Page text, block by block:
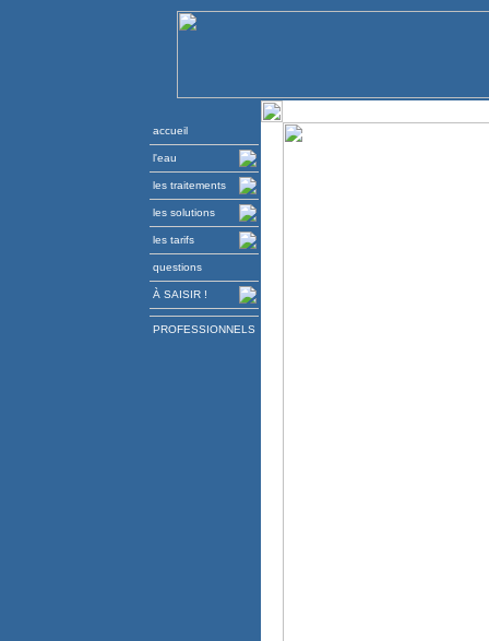
accueil
l'eau
les traitements
les solutions
les tarifs
questions
À SAISIR !
PROFESSIONNELS